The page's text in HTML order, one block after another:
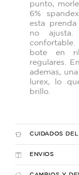
punto,
6%
esta
no
confortable.
bote en
regulares.
ademas, una
lurex, lo
brillo.
CUIDADOS
ENVIOS